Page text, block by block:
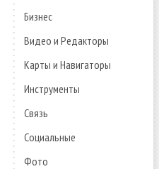
Бизнес
Видео и Редакторы
Карты и Навигаторы
Инструменты
Связь
Социальные
Фото